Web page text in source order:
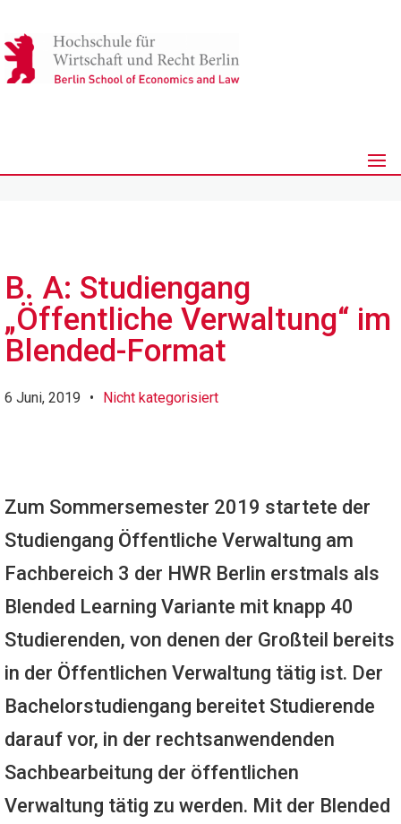
B. A: Studiengang
„Öffentliche Verwaltung“ im
Blended-Format
6 Juni, 2019 • Nicht kategorisiert
Zum Sommersemester 2019 startete der
Studiengang Öffentliche Verwaltung am
Fachbereich 3 der HWR Berlin erstmals als
Blended Learning Variante mit knapp 40
Studierenden, von denen der Großteil bereits
in der Öffentlichen Verwaltung tätig ist. Der
Bachelorstudiengang bereitet Studierende
darauf vor, in der rechtsanwendenden
Sachbearbeitung der öffentlichen
Verwaltung tätig zu werden. Mit der Blended